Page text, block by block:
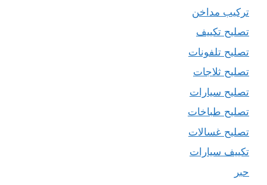
تركيب مداخن
تصليح تكييف
تصليح تلفونات
تصليح ثلاجات
تصليح سيارات
تصليح طباخات
تصليح غسالات
تكييف سيارات
حبر